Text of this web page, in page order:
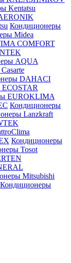
Kentatsu
Кондиционеры
Midea
COMFORT
AQUA
DAHACI
EUROKLIMA
Кондиционеры
Lanzkraft
Кондиционеры
Tosot
Mitsubishi
Кондиционеры